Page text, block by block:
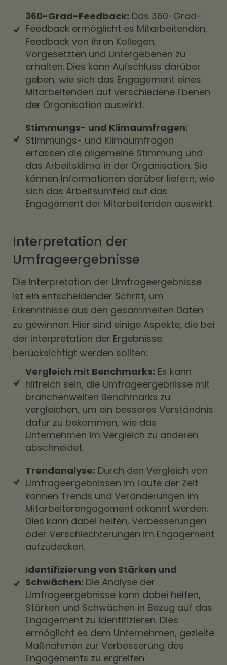
360-Grad-Feedback: Das 360-Grad-
Feedback ermöglicht es Mitarbeitenden,
Feedback von ihren Kollegen,
Vorgesetzten und Untergebenen zu
erhalten. Dies kann Aufschluss darüber
geben, wie sich das Engagement eines
Mitarbeitenden auf verschiedene Ebenen
der Organisation auswirkt.
Stimmungs- und Klimaumfragen:
Stimmungs- und Klimaumfragen
erfassen die allgemeine Stimmung und
das Arbeitsklima in der Organisation. Sie
können Informationen darüber liefern, wie
sich das Arbeitsumfeld auf das
Engagement der Mitarbeitenden auswirkt.
Interpretation der
Umfrageergebnisse
Die Interpretation der Umfrageergebnisse
ist ein entscheidender Schritt, um
Erkenntnisse aus den gesammelten Daten
zu gewinnen. Hier sind einige Aspekte, die bei
der Interpretation der Ergebnisse
berücksichtigt werden sollten:
Vergleich mit Benchmarks: Es kann
hilfreich sein, die Umfrageergebnisse mit
branchenweiten Benchmarks zu
vergleichen, um ein besseres Verständnis
dafür zu bekommen, wie das
Unternehmen im Vergleich zu anderen
abschneidet.
Trendanalyse: Durch den Vergleich von
Umfrageergebnissen im Laufe der Zeit
können Trends und Veränderungen im
Mitarbeiterengagement erkannt werden.
Dies kann dabei helfen, Verbesserungen
oder Verschlechterungen im Engagement
aufzudecken.
Identifizierung von Stärken und
Schwächen: Die Analyse der
Umfrageergebnisse kann dabei helfen,
Stärken und Schwächen in Bezug auf das
Engagement zu identifizieren. Dies
ermöglicht es dem Unternehmen, gezielte
Maßnahmen zur Verbesserung des
Engagements zu ergreifen.